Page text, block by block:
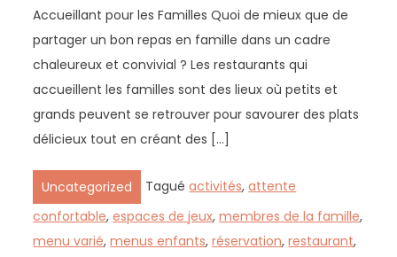
Accueillant pour les Familles Quoi de mieux que de
partager un bon repas en famille dans un cadre
chaleureux et convivial ? Les restaurants qui
accueillent les familles sont des lieux où petits et
grands peuvent se retrouver pour savourer des plats
délicieux tout en créant des […]
Uncategorized Taguéactivités,attente
confortable,espaces de jeux,membres de la famille,
menu varié,menus enfants,réservation,restaurant,